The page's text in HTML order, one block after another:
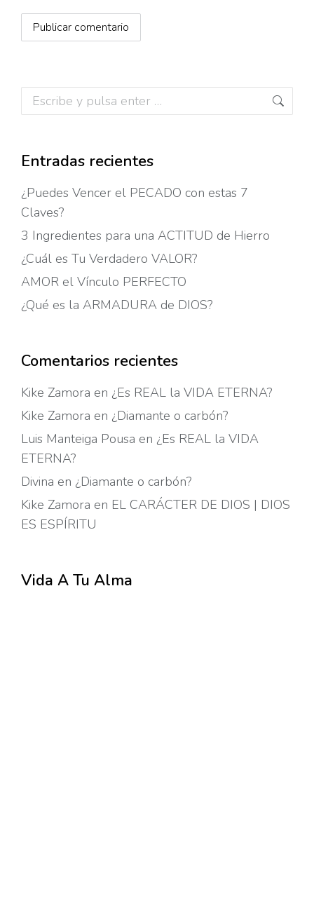
Publicar comentario
Buscar:
Entradas recientes
¿Puedes Vencer el PECADO con estas 7
Claves?
3 Ingredientes para una ACTITUD de Hierro
¿Cuál es Tu Verdadero VALOR?
AMOR el Vínculo PERFECTO
¿Qué es la ARMADURA de DIOS?
Comentarios recientes
Kike Zamora en ¿Es REAL la VIDA ETERNA?
Kike Zamora en ¿Diamante o carbón?
Luis Manteiga Pousa en ¿Es REAL la VIDA
ETERNA?
Divina en ¿Diamante o carbón?
Kike Zamora en EL CARÁCTER DE DIOS | DIOS
ES ESPÍRITU
Vida A Tu Alma